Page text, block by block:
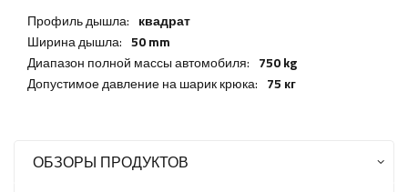
Профиль дышла: квадрат
Ширина дышла: 50 mm
Диапазон полной массы автомобиля: 750 kg
Допустимое давление на шарик крюка: 75 кг
ОБЗОРЫ ПРОДУКТОВ